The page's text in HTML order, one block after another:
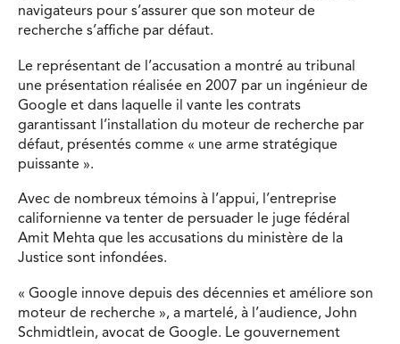
navigateurs pour s’assurer que son moteur de
recherche s’affiche par défaut.
Le représentant de l’accusation a montré au tribunal
une présentation réalisée en 2007 par un ingénieur de
Google et dans laquelle il vante les contrats
garantissant l’installation du moteur de recherche par
défaut, présentés comme « une arme stratégique
puissante ».
Avec de nombreux témoins à l’appui, l’entreprise
californienne va tenter de persuader le juge fédéral
Amit Mehta que les accusations du ministère de la
Justice sont infondées.
« Google innove depuis des décennies et améliore son
moteur de recherche », a martelé, à l’audience, John
Schmidtlein, avocat de Google. Le gouvernement